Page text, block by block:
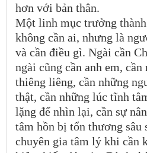
hơn với bản thân.
Một linh mục trưởng
không cần ai, nhưng là
và cần điều gì. Ngài cần
ngài cũng cần anh em,
thiêng liêng, cần những
thật, cần những lúc tĩnh
lặng để nhìn lại, cần sự
tâm hồn bị tổn thương sâu
chuyên gia tâm lý khi cần